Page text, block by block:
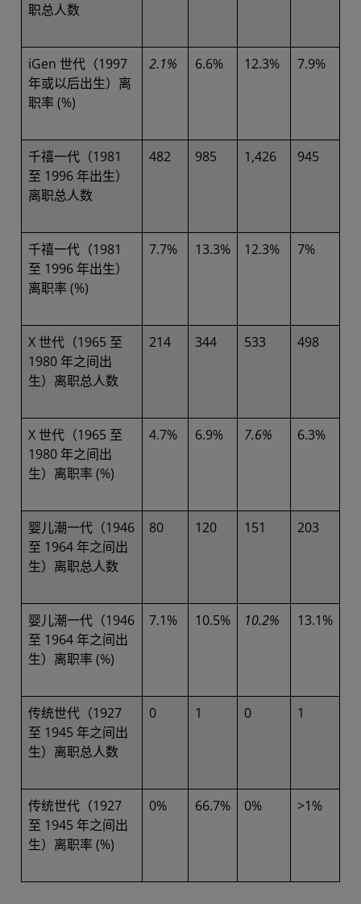
职总人数
iGen 世代（1997
年或以后出生）离
职率 (%)
2.1% 6.6% 12.3% 7.9%
千禧一代（1981
至 1996 年出生）
离职总人数
482 985 1,426 945
千禧一代（1981
至 1996 年出生）
离职率 (%)
7.7% 13.3% 12.3% 7%
X 世代（1965 至
1980 年之间出
生）离职总人数
214 344 533 498
X 世代（1965 至
1980 年之间出
生）离职率 (%)
4.7% 6.9% 7.6% 6.3%
婴儿潮一代（1946
至 1964 年之间出
生）离职总人数
80 120 151 203
婴儿潮一代（1946
至 1964 年之间出
生）离职率 (%)
7.1% 10.5% 10.2% 13.1%
传统世代（1927
至 1945 年之间出
生）离职总人数
0 1 0 1
传统世代（1927
至 1945 年之间出
生）离职率 (%)
0% 66.7% 0% >1%